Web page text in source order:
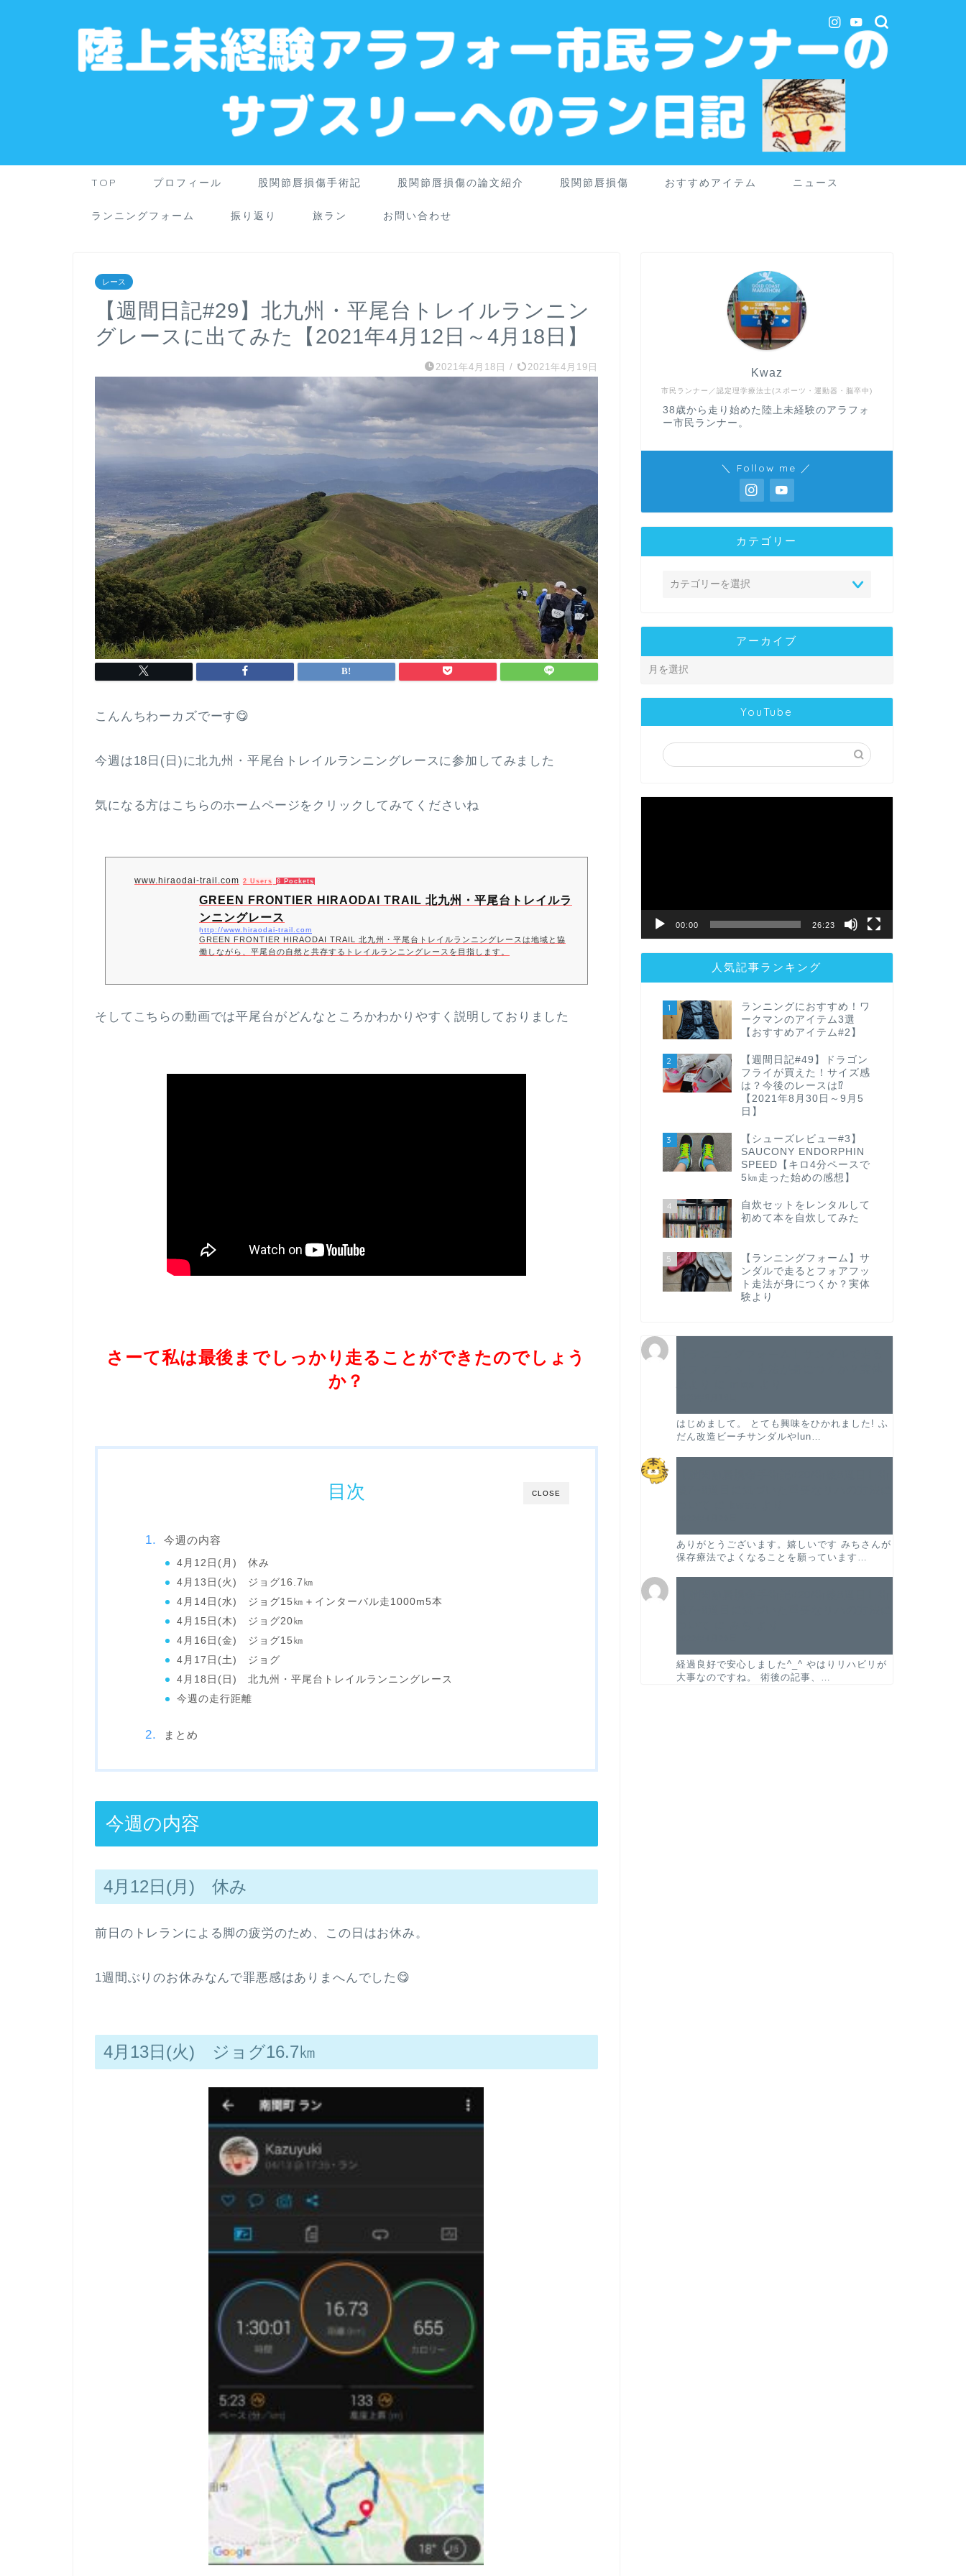
TOP プロフィール 股関節唇損傷手術記 股関節唇損傷の論文紹介 股関節唇損傷 おすすめアイテム ニュース
ランニングフォーム 振り返り 旅ラン お問い合わせ
レース
【週間日記#29】北九州・平尾台トレイルランニン
グレースに出てみた【2021年4月12日～4月18日】
2021年4月18日 / 2021年4月19日
こんんちわーカズでーす😋
今週は18日(日)に北九州・平尾台トレイルランニングレースに参加してみました
気になる方はこちらのホームページをクリックしてみてくださいね
www.hiraodai-trail.com 2 Users 6 Pockets
GREEN FRONTIER HIRAODAI TRAIL 北九州・平尾台トレイルラ
ンニングレース
http://www.hiraodai-trail.com
GREEN FRONTIER HIRAODAI TRAIL 北九州・平尾台トレイルランニングレースは地域と協
働しながら、平尾台の自然と共存するトレイルランニングレースを目指します。
そしてこちらの動画では平尾台がどんなところかわかりやすく説明しておりました
さーて私は最後までしっかり走ることができたのでしょう
か？
CLOSE
目次
今週の内容
4月12日(月) 休み
4月13日(火) ジョグ16.7㎞
4月14日(水) ジョグ15㎞＋インターバル走1000m5本
4月15日(木) ジョグ20㎞
4月16日(金) ジョグ15㎞
4月17日(土) ジョグ
4月18日(日) 北九州・平尾台トレイルランニングレース
今週の走行距離
まとめ
今週の内容
4月12日(月) 休み
前日のトレランによる脚の疲労のため、この日はお休み。
1週間ぶりのお休みなんで罪悪感はありまへんでした😋
4月13日(火) ジョグ16.7㎞
市民ランナー／認定理学療法士(スポーツ・運動器・脳卒中)
Kwaz
38歳から走り始めた陸上未経験のアラフォ
ー市民ランナー。
＼ Follow me ／
カテゴリー
アーカイブ
YouTube
00:00 26:23
人気記事ランキング
1
ランニングにおすすめ！ワ
ークマンのアイテム3選
【おすすめアイテム#2】
2
【週間日記#49】ドラゴン
フライが買えた！サイズ感
は？今後のレースは⁉
【2021年8月30日～9月5
日】
3
【シューズレビュー#3】
SAUCONY ENDORPHIN
SPEED【キロ4分ペースで
5㎞走った始めの感想】
4
自炊セットをレンタルして
初めて本を自炊してみた
5
【ランニングフォーム】サ
ンダルで走るとフォアフッ
ト走法が身につくか？実体
験より
はじめまして。 とても興味をひかれました! ふ
だん改造ビーチサンダルやlun…
ありがとうございます。嬉しいです みちさんが
保存療法でよくなることを願っています…
経過良好で安心しました^_^ やはりリハビリが
大事なのですね。 術後の記事、…